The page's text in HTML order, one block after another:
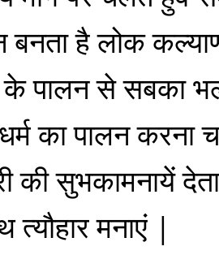
बनता है लोक
के पालन से सबका
का पालन करना
की सुभकामनायें
मनाएं |